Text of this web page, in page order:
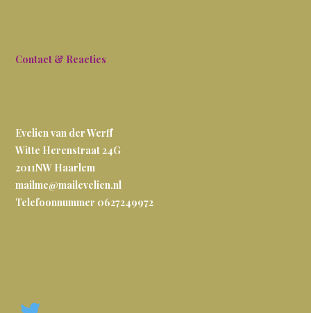
Contact & Reacties
Evelien van der Werff
Witte Herenstraat 24G
2011NW Haarlem
mailme@mailevelien.nl
Telefoonnummer 0627249972